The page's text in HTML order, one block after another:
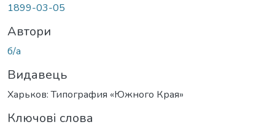
1899-03-05
Автори
б/а
Видавець
Харьков: Типография «Южного Края»
Ключові слова